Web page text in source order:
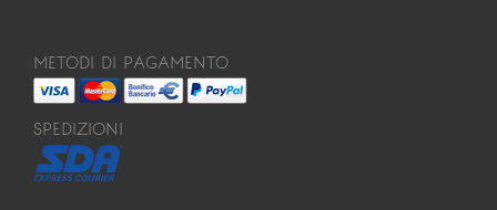
METODI DI PAGAMENTO
SPEDIZIONI